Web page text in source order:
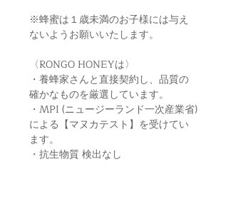
※蜂蜜は１歳未満のお子様には与え
ないようお願いいたします。
〈RONGO HONEYは〉
・養蜂家さんと直接契約し、品質の
確かなものを厳選しています。
・MPI (ニュージーランド一次産業省)
による【マヌカテスト】を受けてい
ます。
・抗生物質 検出なし